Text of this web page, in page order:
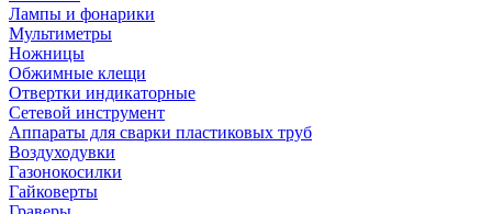
Лампы и фонарики
Мультиметры
Ножницы
Обжимные клещи
Отвертки индикаторные
Сетевой инструмент
Аппараты для сварки пластиковых труб
Воздуходувки
Газонокосилки
Гайковерты